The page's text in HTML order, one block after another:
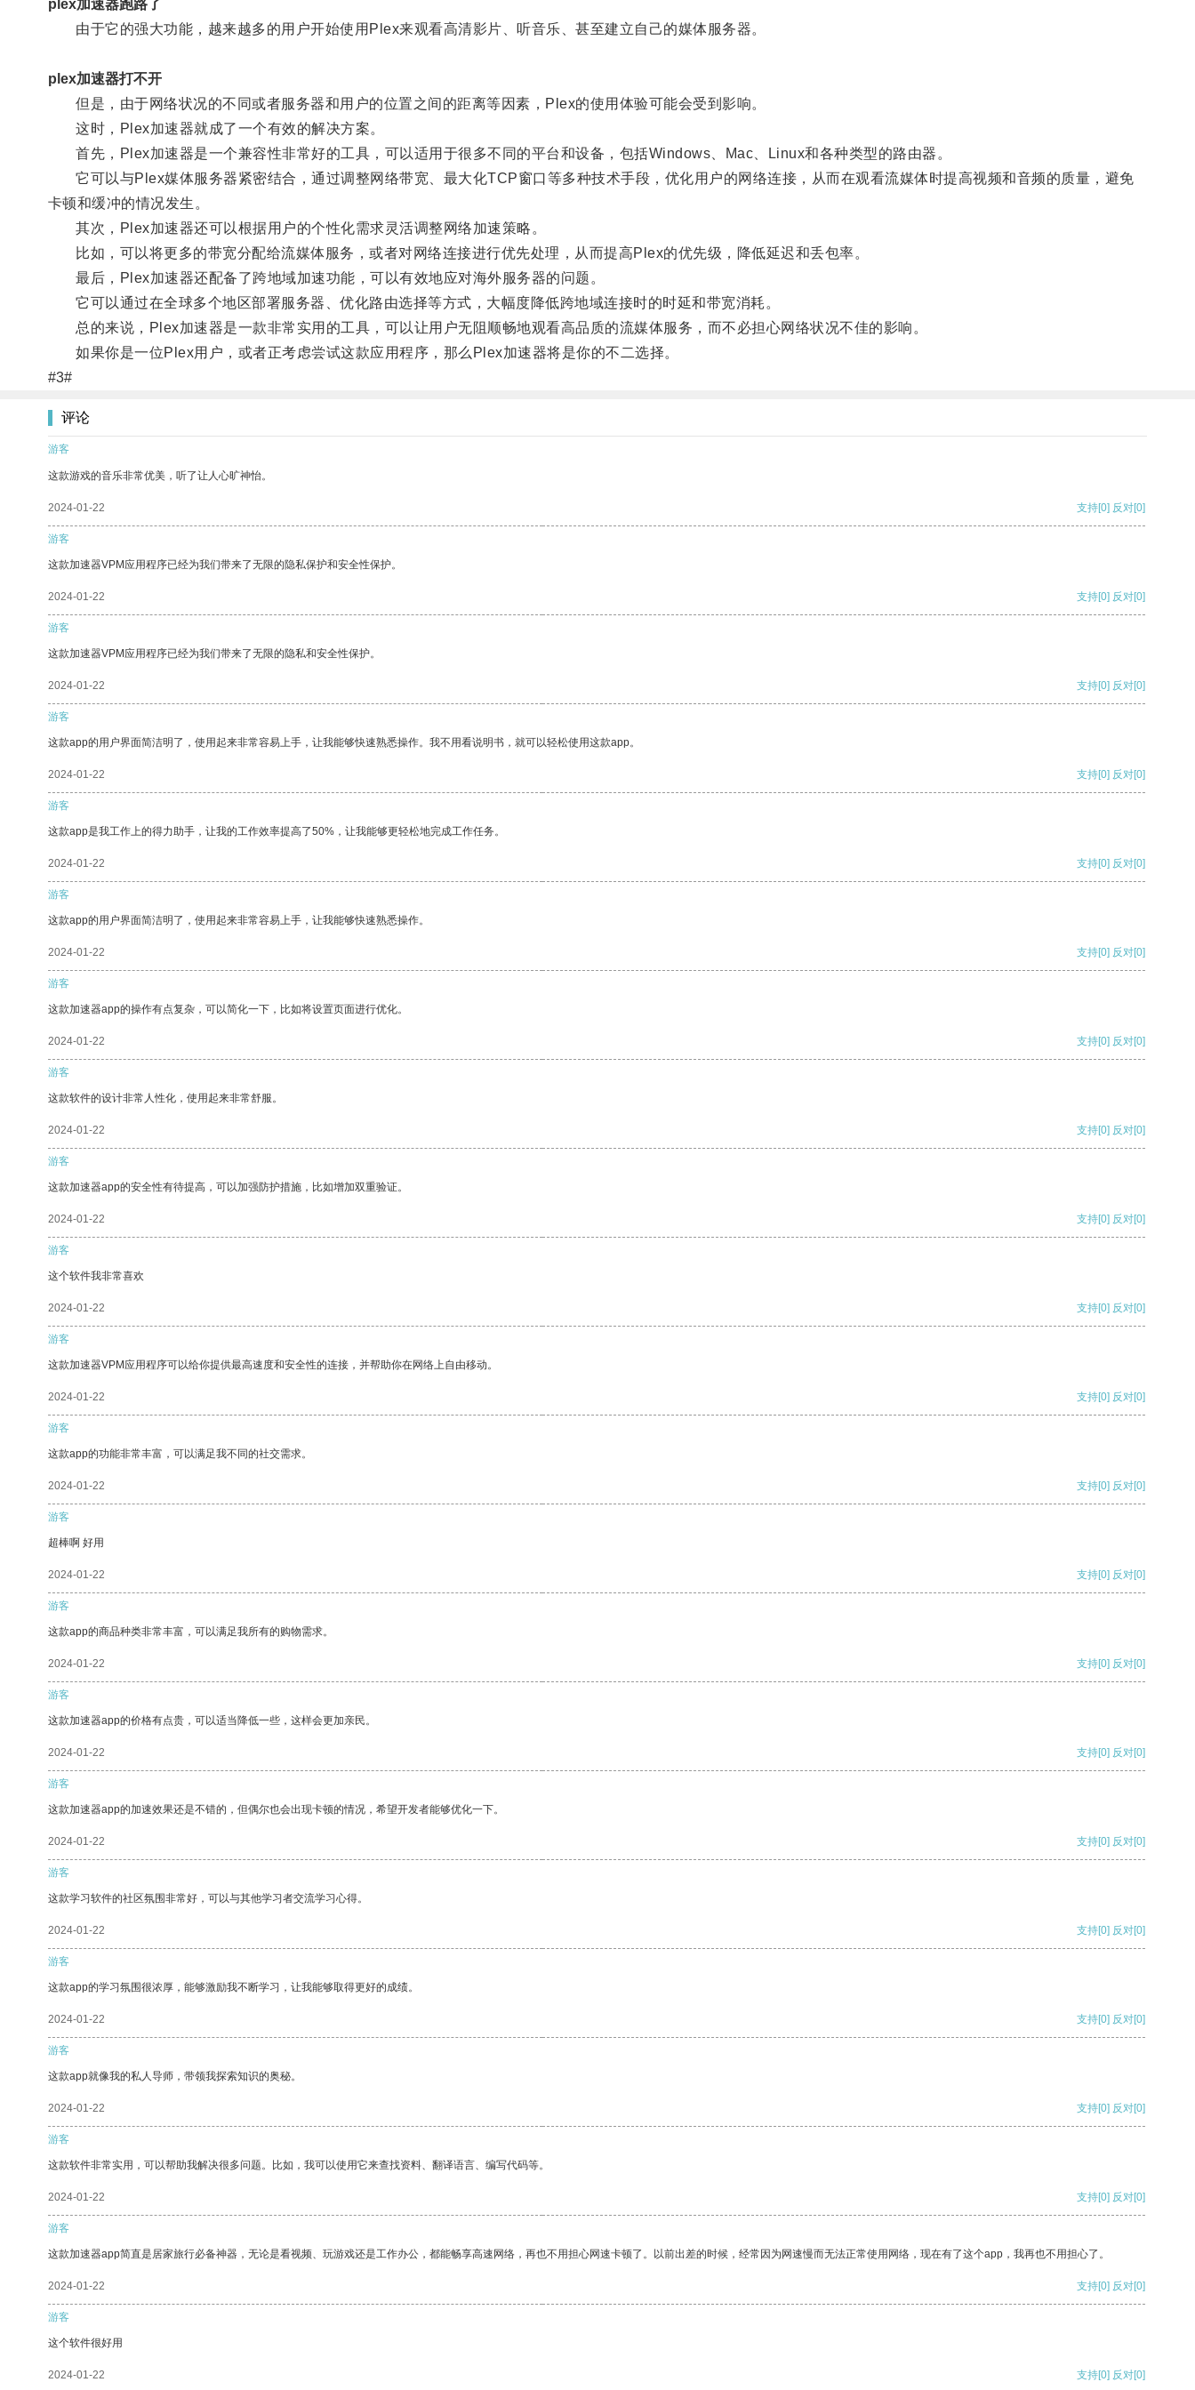
plex加速器跑路了
由于它的强大功能，越来越多的用户开始使用Plex来观看高清影片、听音乐、甚至建立自己的媒体服务器。
plex加速器打不开
但是，由于网络状况的不同或者服务器和用户的位置之间的距离等因素，Plex的使用体验可能会受到影响。
这时，Plex加速器就成了一个有效的解决方案。
首先，Plex加速器是一个兼容性非常好的工具，可以适用于很多不同的平台和设备，包括Windows、Mac、Linux和各种类型的路由器。
它可以与Plex媒体服务器紧密结合，通过调整网络带宽、最大化TCP窗口等多种技术手段，优化用户的网络连接，从而在观看流媒体时提高视频和音频的质量，避免
卡顿和缓冲的情况发生。
其次，Plex加速器还可以根据用户的个性化需求灵活调整网络加速策略。
比如，可以将更多的带宽分配给流媒体服务，或者对网络连接进行优先处理，从而提高Plex的优先级，降低延迟和丢包率。
最后，Plex加速器还配备了跨地域加速功能，可以有效地应对海外服务器的问题。
它可以通过在全球多个地区部署服务器、优化路由选择等方式，大幅度降低跨地域连接时的时延和带宽消耗。
总的来说，Plex加速器是一款非常实用的工具，可以让用户无阻顺畅地观看高品质的流媒体服务，而不必担心网络状况不佳的影响。
如果你是一位Plex用户，或者正考虑尝试这款应用程序，那么Plex加速器将是你的不二选择。
#3#
评论
游客
这款游戏的音乐非常优美，听了让人心旷神怡。
2024-01-22 支持[0] 反对[0]
游客
这款加速器VPM应用程序已经为我们带来了无限的隐私保护和安全性保护。
2024-01-22 支持[0] 反对[0]
游客
这款加速器VPM应用程序已经为我们带来了无限的隐私和安全性保护。
2024-01-22 支持[0] 反对[0]
游客
这款app的用户界面简洁明了，使用起来非常容易上手，让我能够快速熟悉操作。我不用看说明书，就可以轻松使用这款app。
2024-01-22 支持[0] 反对[0]
游客
这款app是我工作上的得力助手，让我的工作效率提高了50%，让我能够更轻松地完成工作任务。
2024-01-22 支持[0] 反对[0]
游客
这款app的用户界面简洁明了，使用起来非常容易上手，让我能够快速熟悉操作。
2024-01-22 支持[0] 反对[0]
游客
这款加速器app的操作有点复杂，可以简化一下，比如将设置页面进行优化。
2024-01-22 支持[0] 反对[0]
游客
这款软件的设计非常人性化，使用起来非常舒服。
2024-01-22 支持[0] 反对[0]
游客
这款加速器app的安全性有待提高，可以加强防护措施，比如增加双重验证。
2024-01-22 支持[0] 反对[0]
游客
这个软件我非常喜欢
2024-01-22 支持[0] 反对[0]
游客
这款加速器VPM应用程序可以给你提供最高速度和安全性的连接，并帮助你在网络上自由移动。
2024-01-22 支持[0] 反对[0]
游客
这款app的功能非常丰富，可以满足我不同的社交需求。
2024-01-22 支持[0] 反对[0]
游客
超棒啊 好用
2024-01-22 支持[0] 反对[0]
游客
这款app的商品种类非常丰富，可以满足我所有的购物需求。
2024-01-22 支持[0] 反对[0]
游客
这款加速器app的价格有点贵，可以适当降低一些，这样会更加亲民。
2024-01-22 支持[0] 反对[0]
游客
这款加速器app的加速效果还是不错的，但偶尔也会出现卡顿的情况，希望开发者能够优化一下。
2024-01-22 支持[0] 反对[0]
游客
这款学习软件的社区氛围非常好，可以与其他学习者交流学习心得。
2024-01-22 支持[0] 反对[0]
游客
这款app的学习氛围很浓厚，能够激励我不断学习，让我能够取得更好的成绩。
2024-01-22 支持[0] 反对[0]
游客
这款app就像我的私人导师，带领我探索知识的奥秘。
2024-01-22 支持[0] 反对[0]
游客
这款软件非常实用，可以帮助我解决很多问题。比如，我可以使用它来查找资料、翻译语言、编写代码等。
2024-01-22 支持[0] 反对[0]
游客
这款加速器app简直是居家旅行必备神器，无论是看视频、玩游戏还是工作办公，都能畅享高速网络，再也不用担心网速卡顿了。以前出差的时候，经常因为网速慢而无法正常使用网络，现在有了这个app，我再也不用担心了。
2024-01-22 支持[0] 反对[0]
游客
这个软件很好用
2024-01-22 支持[0] 反对[0]